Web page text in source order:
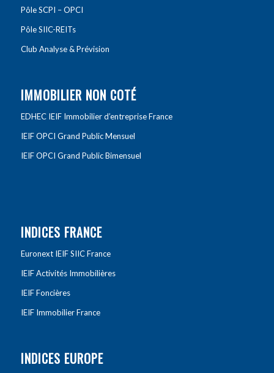
Pôle SCPI – OPCI
Pôle SIIC-REITs
Club Analyse & Prévision
IMMOBILIER NON COTÉ
EDHEC IEIF Immobilier d’entreprise France
IEIF OPCI Grand Public Mensuel
IEIF OPCI Grand Public Bimensuel
INDICES FRANCE
Euronext IEIF SIIC France
IEIF Activités Immobilières
IEIF Foncières
IEIF Immobilier France
INDICES EUROPE